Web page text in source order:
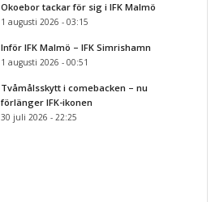
Okoebor tackar för sig i IFK Malmö
1 augusti 2026 - 03:15
Inför IFK Malmö – IFK Simrishamn
1 augusti 2026 - 00:51
Tvåmålsskytt i comebacken – nu
förlänger IFK-ikonen
30 juli 2026 - 22:25